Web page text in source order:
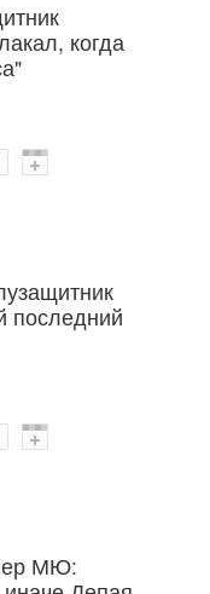
когда
последний
МЮ: